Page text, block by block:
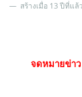
สร้างเมื่อ 13 ปีที่แล้ว
จดหมายข่า